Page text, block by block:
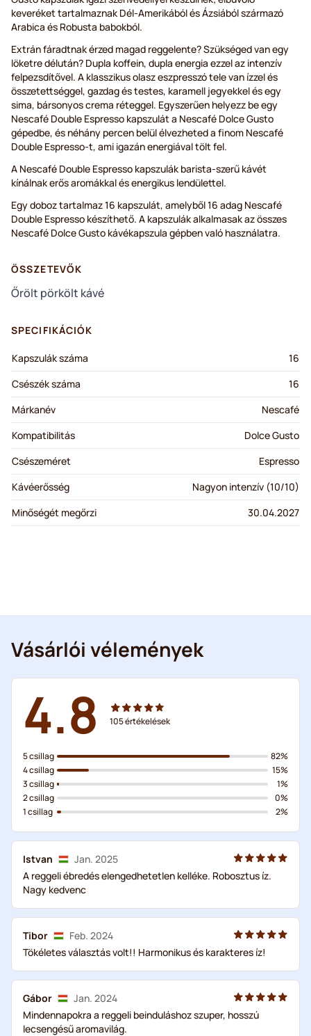
keveréket tartalmaznak Dél-Amerikából és Ázsiából származó
Arabica és Robusta babokból.
Extrán fáradtnak érzed magad reggelente? Szükséged van egy
löketre délután? Dupla koffein, dupla energia ezzel az intenzív
felpezsdítővel. A klasszikus olasz eszpresszó tele van ízzel és
összetettséggel, gazdag és testes, karamell jegyekkel és egy
sima, bársonyos crema réteggel. Egyszerűen helyezz be egy
Nescafé Double Espresso kapszulát a Nescafé Dolce Gusto
gépedbe, és néhány percen belül élvezheted a finom Nescafé
Double Espresso-t, ami igazán energiával tölt fel.
A Nescafé Double Espresso kapszulák barista-szerű kávét
kínálnak erős aromákkal és energikus lendülettel.
Egy doboz tartalmaz 16 kapszulát, amelyből 16 adag Nescafé
Double Espresso készíthető. A kapszulák alkalmasak az összes
Nescafé Dolce Gusto kávékapszula gépben való használatra.
ÖSSZETEVŐK
Őrölt pörkölt kávé
SPECIFIKÁCIÓK
Kapszulák száma
16
Csészék száma
16
Márkanév
Nescafé
Kompatibilitás
Dolce Gusto
Csészeméret
Espresso
Kávéerősség
Nagyon intenzív (10/10)
Minőségét megőrzi
30.04.2027
Vásárlói vélemények
4.8 105értékelések
5 csillag
4 csillag
3 csillag
2 csillag
1 csillag
82%
15%
1%
0%
2%
Istvan
Jan. 2025
A reggeli ébredés elengedhetetlen kelléke. Robosztus íz.
Nagy kedvenc
Tibor
Feb. 2024
Tökéletes választás volt!! Harmonikus és karakteres íz!
Gábor
Jan. 2024
Mindennapokra a reggeli beinduláshoz szuper, hosszú
lecsengésű aromavilág.